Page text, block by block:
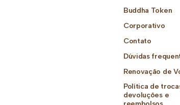
Buddha Token
Corporativo
Contato
Dúvidas
Renovação de
Política de
devoluções e